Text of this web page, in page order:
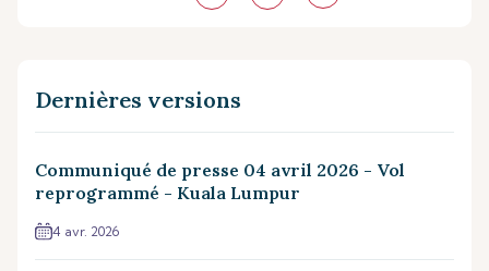
Dernières versions
Communiqué de presse 04 avril 2026 - Vol
reprogrammé - Kuala Lumpur
4 avr. 2026